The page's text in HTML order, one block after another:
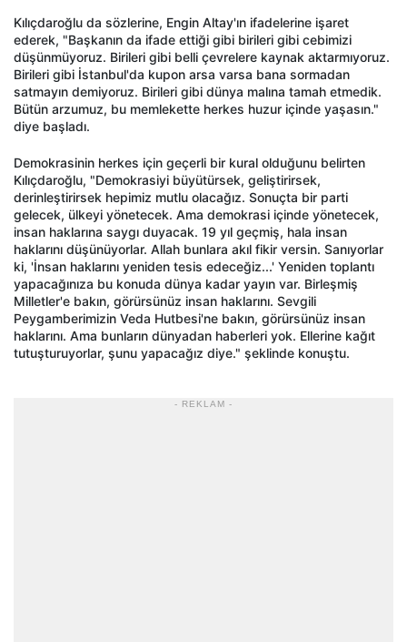
Kılıçdaroğlu da sözlerine, Engin Altay'ın ifadelerine işaret
ederek, "Başkanın da ifade ettiği gibi birileri gibi cebimizi
düşünmüyoruz. Birileri gibi belli çevrelere kaynak aktarmıyoruz.
Birileri gibi İstanbul'da kupon arsa varsa bana sormadan
satmayın demiyoruz. Birileri gibi dünya malına tamah etmedik.
Bütün arzumuz, bu memlekette herkes huzur içinde yaşasın."
diye başladı.
Demokrasinin herkes için geçerli bir kural olduğunu belirten
Kılıçdaroğlu, "Demokrasiyi büyütürsek, geliştirirsek,
derinleştirirsek hepimiz mutlu olacağız. Sonuçta bir parti
gelecek, ülkeyi yönetecek. Ama demokrasi içinde yönetecek,
insan haklarına saygı duyacak. 19 yıl geçmiş, hala insan
haklarını düşünüyorlar. Allah bunlara akıl fikir versin. Sanıyorlar
ki, 'İnsan haklarını yeniden tesis edeceğiz...' Yeniden toplantı
yapacağınıza bu konuda dünya kadar yayın var. Birleşmiş
Milletler'e bakın, görürsünüz insan haklarını. Sevgili
Peygamberimizin Veda Hutbesi'ne bakın, görürsünüz insan
haklarını. Ama bunların dünyadan haberleri yok. Ellerine kağıt
tutuşturuyorlar, şunu yapacağız diye." şeklinde konuştu.
- REKLAM -